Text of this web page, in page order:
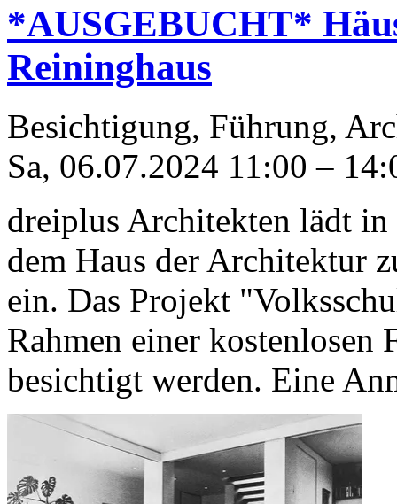
*AUSGEBUCHT*
Reininghaus
Besichtigung, Führung,
Sa, 06.07.2024 11:00 –
dreiplus Architekten lädt
dem Haus der Architektur
ein. Das Projekt
Rahmen einer
besichtigt werden. Eine